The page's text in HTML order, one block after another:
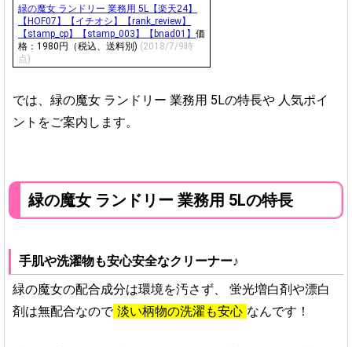
緑の魔女 ランドリー 業務用 5L【楽天24】
【HOF07】【イチオシ】【rank_review】
【stamp_cp】【stamp_003】【bnad01】 価
格：1980円（税込、送料別) (2018/7/9時
点)
では、緑の魔女 ランドリー 業務用 5Lの特長や 人気ポイ
ントをご案内します。
緑の魔女 ランドリー 業務用 5Lの特長
手肌や洗濯物も安心安全なクリーナー♪
緑の魔女の配合成分は環境を汚さず、
蛍光増白剤や漂白
剤は無配合なので 淡い柄物の洗濯も安心 なんです！